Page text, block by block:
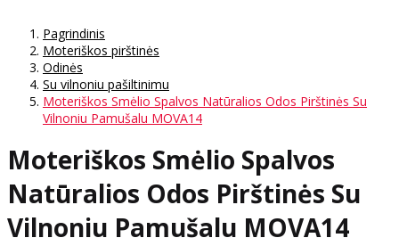
Pagrindinis
Moteriškos pirštinės
Odinės
Su vilnoniu pašiltinimu
Moteriškos Smėlio Spalvos Natūralios Odos Pirštinės Su
Vilnoniu Pamušalu MOVA14
Moteriškos Smėlio Spalvos
Natūralios Odos Pirštinės Su
Vilnoniu Pamušalu MOVA14